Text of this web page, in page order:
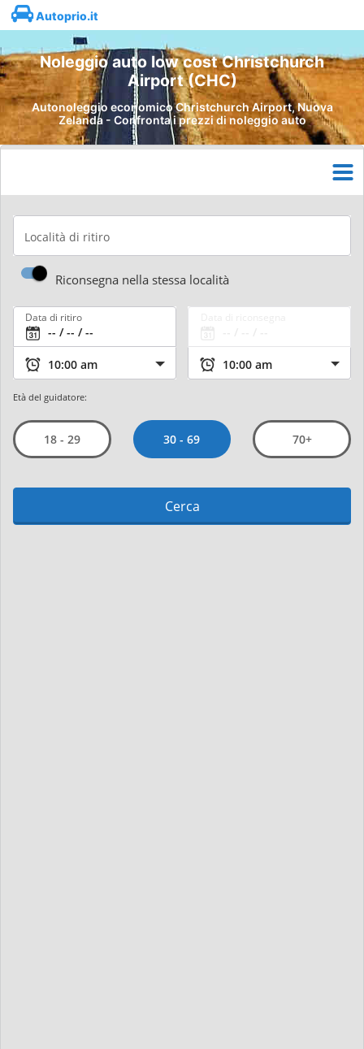
Autoprio.it
Noleggio auto low cost Christchurch
Airport (CHC)
Autonoleggio economico Christchurch Airport, Nuova
Zelanda - Confronta i prezzi di noleggio auto
Località di ritiro
Riconsegna nella stessa località
Data di ritiro
Età del guidatore:
18 - 29 30 - 69 70+
Cerca